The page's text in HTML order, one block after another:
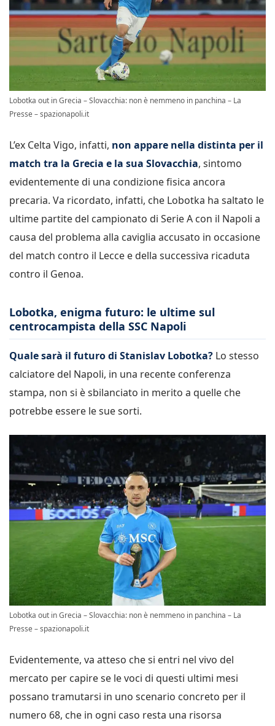
Lobotka out in Grecia – Slovacchia: non è nemmeno in panchina – La
Presse – spazionapoli.it
L’ex Celta Vigo, infatti, non appare nella distinta per il
match tra la Grecia e la sua Slovacchia, sintomo
evidentemente di una condizione fisica ancora
precaria. Va ricordato, infatti, che Lobotka ha saltato le
ultime partite del campionato di Serie A con il Napoli a
causa del problema alla caviglia accusato in occasione
del match contro il Lecce e della successiva ricaduta
contro il Genoa.
Lobotka, enigma futuro: le ultime sul
centrocampista della SSC Napoli
Quale sarà il futuro di Stanislav Lobotka? Lo stesso
calciatore del Napoli, in una recente conferenza
stampa, non si è sbilanciato in merito a quelle che
potrebbe essere le sue sorti.
Lobotka out in Grecia – Slovacchia: non è nemmeno in panchina – La
Presse – spazionapoli.it
Evidentemente, va atteso che si entri nel vivo del
mercato per capire se le voci di questi ultimi mesi
possano tramutarsi in uno scenario concreto per il
numero 68, che in ogni caso resta una risorsa